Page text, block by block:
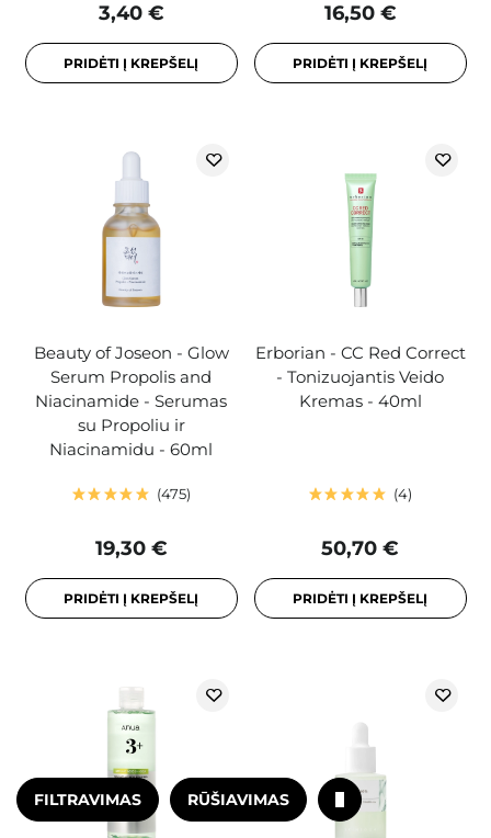
3,40 €
PRIDĖTI Į KREPŠELĮ
16,50 €
PRIDĖTI Į KREPŠELĮ
Beauty of Joseon - Glow
Serum Propolis and
Niacinamide - Serumas
su Propoliu ir
Niacinamidu - 60ml
475
19,30 €
PRIDĖTI Į KREPŠELĮ
Erborian - CC Red Correct
- Tonizuojantis Veido
Kremas - 40ml
4
50,70 €
PRIDĖTI Į KREPŠELĮ
FILTRAVIMAS RŪŠIAVIMAS